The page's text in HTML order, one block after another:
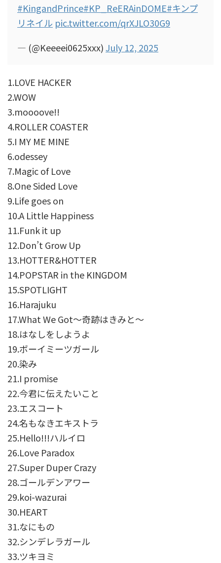
#KingandPrince#KP_ReERAinDOME#キンプ
リネイル pic.twitter.com/qrXJLO30G9
— (@Keeeei0625xxx)July 12, 2025
1.LOVE HACKER
2.WOW
3.moooove!!
4.ROLLER COASTER
5.I MY ME MINE
6.odessey
7.Magic of Love
8.One Sided Love
9.Life goes on
10.A Little Happiness
11.Funk it up
12.Don’t Grow Up
13.HOTTER&HOTTER
14.POPSTAR in the KINGDOM
15.SPOTLIGHT
16.Harajuku
17.What We Got～奇跡はきみと～
18.はなしをしようよ
19.ボーイミーツガール
20.染み
21.I promise
22.今君に伝えたいこと
23.エスコート
24.名もなきエキストラ
25.Hello!!!ハルイロ
26.Love Paradox
27.Super Duper Crazy
28.ゴールデンアワー
29.koi-wazurai
30.HEART
31.なにもの
32.シンデレラガール
33.ツキヨミ